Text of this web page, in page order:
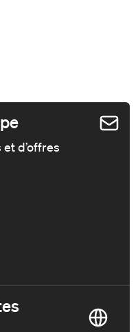
et d’offres